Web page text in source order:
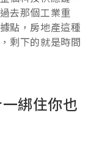
去那個工業重
點，房地產這種
剩下的就是時間
綁住你也